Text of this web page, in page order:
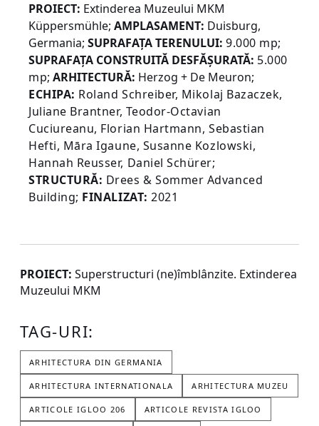
PROIECT: Extinderea Muzeului MKM
Küppersmühle; AMPLASAMENT: Duisburg,
Germania; SUPRAFAŢA TERENULUI: 9.000 mp;
SUPRAFAŢA CONSTRUITĂ DESFĂŞURATĂ: 5.000
mp;ARHITECTURĂ: Herzog + De Meuron;
ECHIPA: Roland Schreiber, Mikolaj Bazaczek,
Juliane Brantner, Teodor-Octavian
Cuciureanu, Florian Hartmann, Sebastian
Hefti, Māra Igaune, Susanne Kozlowski,
Hannah Reusser, Daniel Schürer;
STRUCTURĂ: Drees & Sommer Advanced
Building; FINALIZAT:2021
PROIECT: Superstructuri (ne)îmblânzite. Extinderea
Muzeului MKM
TAG-URI:
ARHITECTURA DIN GERMANIA
ARHITECTURA INTERNATIONALA ARHITECTURA MUZEU
ARTICOLE IGLOO 206 ARTICOLE REVISTA IGLOO